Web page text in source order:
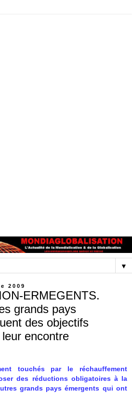
▼
2009
ERMEGENTS.
grands pays
des objectifs
encontre
touchés par le réchauffement
des réductions obligatoires à la
grands pays émergents qui ont